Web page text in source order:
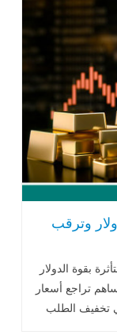
وترقب
بقوة الدولار
تراجع أسعار
في تخفيف الطلب